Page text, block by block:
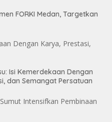
FORKI Medan, Targetkan
Isi Kemerdekaan Dengan
dan Semangat Persatuan